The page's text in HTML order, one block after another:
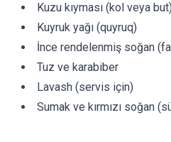
Kuzu kıyması (kol veya
Kuyruk yağı (quyruq)
İnce rendelenmiş soğan
Tuz ve karabiber
Lavash (servis için)
Sumak ve kırmızı soğan